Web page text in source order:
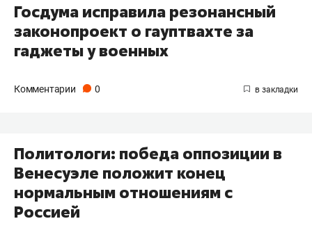
Госдума исправила резонансный
законопроект о гауптвахте за
гаджеты у военных
Комментарии 0
Политологи: победа оппозиции в
Венесуэле положит конец
нормальным отношениям с
Россией